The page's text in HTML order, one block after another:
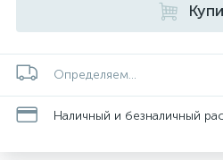
Определяем...
Наличный и безналичный